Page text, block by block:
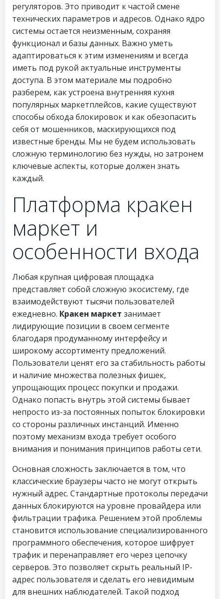
регуляторов. Это приводит к частой смене
технических параметров и адресов. Однако ядро
системы остается неизменным, сохраняя
функционал и базы данных. Важно уметь
адаптироваться к этим изменениям и всегда
иметь под рукой актуальные инструменты
доступа. В этом материале мы подробно
разберем, как устроена внутренняя кухня
популярных маркетплейсов, какие существуют
способы обхода блокировок и как обезопасить
себя от мошенников, маскирующихся под
известные бренды. Мы не будем использовать
сложную терминологию без нужды, но затронем
ключевые аспекты, которые должен знать
каждый.
Платформа кракен
маркет и
особенности входа
Любая крупная цифровая площадка
представляет собой сложную экосистему, где
взаимодействуют тысячи пользователей
ежедневно. Кракен маркет занимает
лидирующие позиции в своем сегменте
благодаря продуманному интерфейсу и
широкому ассортименту предложений.
Пользователи ценят его за стабильность работы
и наличие множества полезных фишек,
упрощающих процесс покупки и продажи.
Однако попасть внутрь этой системы бывает
непросто из-за постоянных попыток блокировки
со стороны различных инстанций. Именно
поэтому механизм входа требует особого
внимания и понимания принципов работы сети.
Основная сложность заключается в том, что
классические браузеры часто не могут открыть
нужный адрес. Стандартные протоколы передачи
данных блокируются на уровне провайдера или
фильтрации трафика. Решением этой проблемы
становится использование специализированного
программного обеспечения, которое шифрует
трафик и перенаправляет его через цепочку
серверов. Это позволяет скрыть реальный IP-
адрес пользователя и сделать его невидимым
для внешних наблюдателей. Такой подход